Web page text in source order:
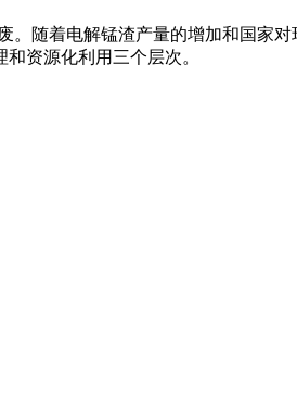
。随着电解锰渣产量的增加和国家
资源化利用三个层次。